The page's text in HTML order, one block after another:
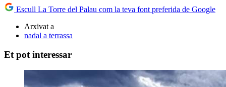
Escull La Torre del Palau com la teva font preferida de Google
Arxivat a
nadal a terrassa
Et pot interessar